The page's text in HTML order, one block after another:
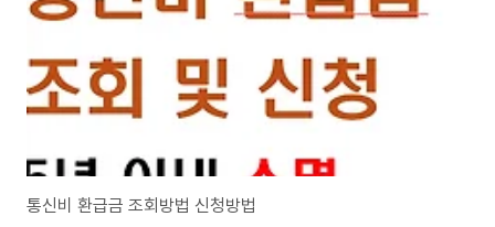
통신비 환급금 조회방법 신청방법